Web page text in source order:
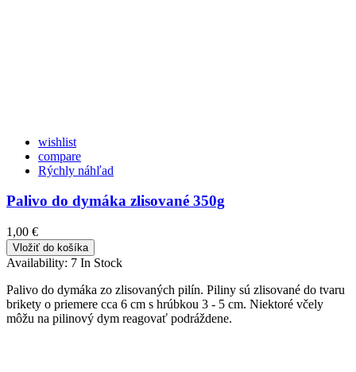
wishlist
compare
Rýchly náhľad
Palivo do dymáka zlisované 350g
1,00 €
Vložiť do košíka
Availability: 7 In Stock
Palivo do dymáka zo zlisovaných pilín. Piliny sú zlisované do tvaru
brikety o priemere cca 6 cm s hrúbkou 3 - 5 cm. Niektoré včely
môžu na pilinový dym reagovať podráždene.